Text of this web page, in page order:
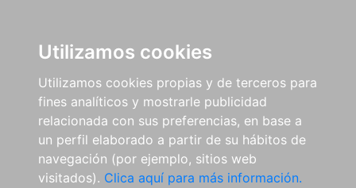
Utilizamos cookies
Utilizamos cookies propias y de terceros para
fines analíticos y mostrarle publicidad
relacionada con sus preferencias, en base a
un perfil elaborado a partir de su hábitos de
navegación (por ejemplo, sitios web
visitados). Clica aquí para más información.